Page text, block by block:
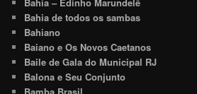
Bahia de todos os sambas
Bahiano
Baiano e Os Novos Caetanos
Baile de Gala do Municipal RJ
Balona e Seu Conjunto
Bamba Brasil